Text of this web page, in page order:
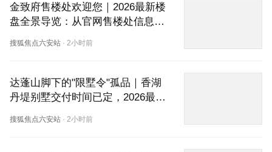
金致府售楼处欢迎您｜2026最新楼
盘全景导览：从官网售楼处信息到
吗？
搜狐焦点六安站 · 2小时前
达蓬山脚下的"限墅令"孤品｜香湖
丹堤别墅交付时间已定，2026最新
预约品鉴
搜狐焦点六安站 · 2小时前